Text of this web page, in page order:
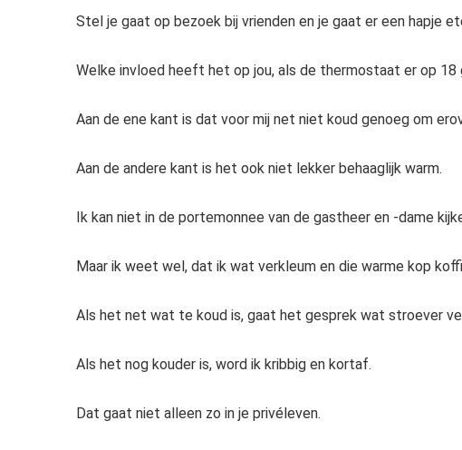
Stel je gaat op bezoek bij vrienden en je gaat er een hapje
Welke invloed heeft het op jou, als de thermostaat er op 18
Aan de ene kant is dat voor mij net niet koud genoeg om
Aan de andere kant is het ook niet lekker behaaglijk warm.
Ik kan niet in de portemonnee van de gastheer en -dame
Maar ik weet wel, dat ik wat verkleum en die warme kop
Als het net wat te koud is, gaat het gesprek wat stroever
Als het nog kouder is, word ik kribbig en kortaf.
Dat gaat niet alleen zo in je privéleven.